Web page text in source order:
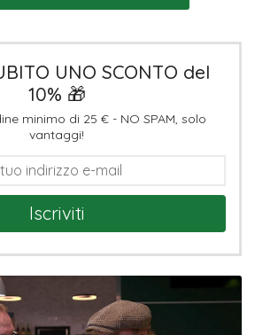
UNO SCONTO del
10% 🎁
minimo di 25 € - NO SPAM, solo
vantaggi!
Iscriviti